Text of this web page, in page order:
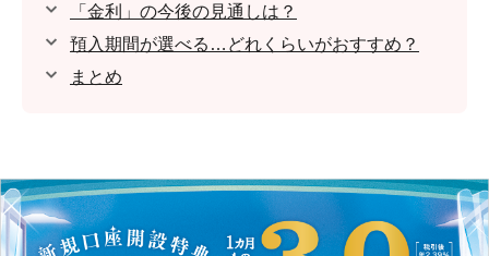
「金利」の今後の見通しは？
預入期間が選べる…どれくらいがおすすめ？
まとめ